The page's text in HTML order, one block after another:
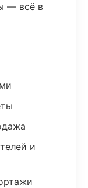
— всё в
и